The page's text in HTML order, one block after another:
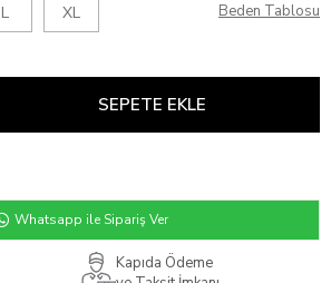
L XL Beden Tablosu
Whatsapp ile Sipariş Ver
Kapıda Ödeme